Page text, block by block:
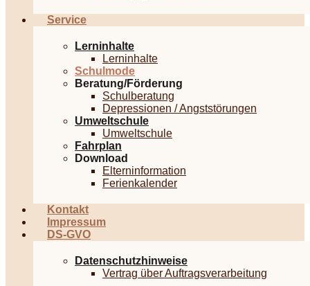
Service
Lerninhalte
Lerninhalte
Schulmode
Beratung/Förderung
Schulberatung
Depressionen / Angststörungen
Umweltschule
Umweltschule
Fahrplan
Download
Elterninformation
Ferienkalender
Kontakt
Impressum
DS-GVO
Datenschutzhinweise
Vertrag über Auftragsverarbeitung